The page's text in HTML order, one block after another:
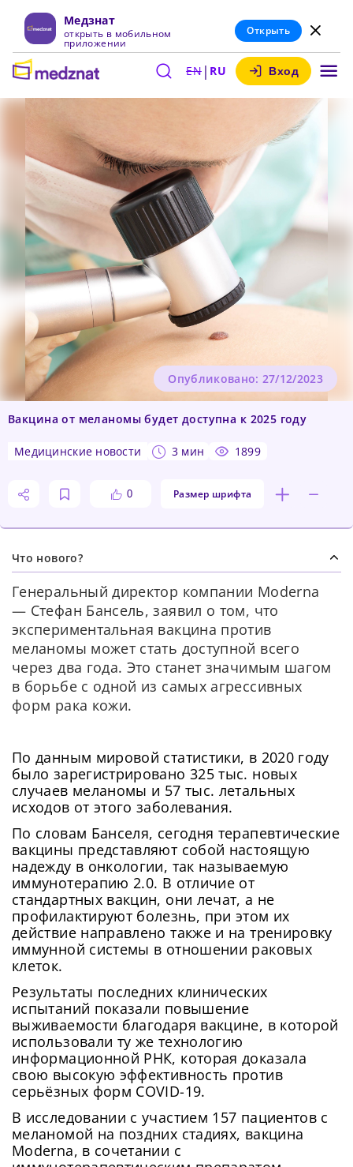
Медзнат
открыть в мобильном
приложении
Открыть
EN| RU Вход
Вакцина от меланомы будет доступна к 2025 году
медицинские новости 3 мин 1899
0 Размер шрифта
Опубликовано: 27/12/2023
Что нового?
Генеральный директор компании Moderna
— Стефан Бансель, заявил о том, что
экспериментальная вакцина против
меланомы может стать доступной всего
через два года. Это станет значимым шагом
в борьбе с одной из самых агрессивных
форм рака кожи.
По данным мировой статистики, в 2020 году
было зарегистрировано 325 тыс. новых
случаев меланомы и 57 тыс. летальных
исходов от этого заболевания.
По словам Банселя, сегодня терапевтические
вакцины представляют собой настоящую
надежду в онкологии, так называемую
иммунотерапию 2.0. В отличие от
стандартных вакцин, они лечат, а не
профилактируют болезнь, при этом их
действие направлено также и на тренировку
иммунной системы в отношении раковых
клеток.
Результаты последних клинических
испытаний показали повышение
выживаемости благодаря вакцине, в которой
использовали ту же технологию
информационной РНК, которая доказала
свою высокую эффективность против
серьёзных форм COVID-19.
В исследовании с участием 157 пациентов с
меланомой на поздних стадиях, вакцина
Moderna, в сочетании с